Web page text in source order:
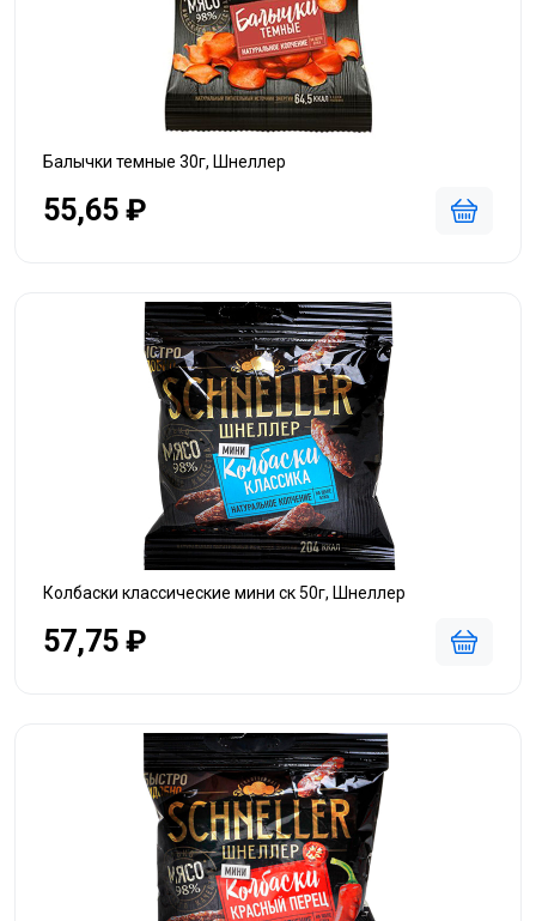
Балычки темные 30г, Шнеллер
55,65 ₽
Колбаски классические мини ск 50г, Шнеллер
57,75 ₽